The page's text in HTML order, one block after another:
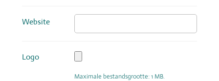
Website ‌
Logo ‌
Maximale bestandsgrootte: 1 MB.